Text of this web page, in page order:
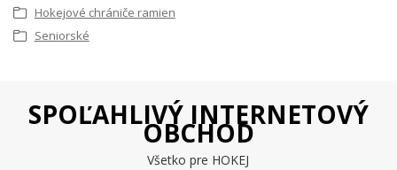
Hokejové chrániče ramien
Seniorské
SPOĽAHLIVÝ INTERNETOVÝ
OBCHOD
Všetko pre HOKEJ